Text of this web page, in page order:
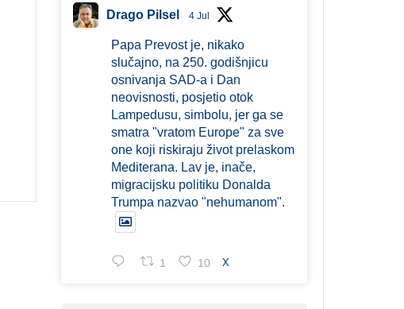
Drago Pilsel 4 Jul
Papa Prevost je, nikako
slučajno, na 250. godišnjicu
osnivanja SAD-a i Dan
neovisnosti, posjetio otok
Lampedusu, simbolu, jer ga se
smatra "vratom Europe" za sve
one koji riskiraju život prelaskom
Mediterana. Lav je, inače,
migracijsku politiku Donalda
Trumpa nazvao "nehumanom".
1 10 X